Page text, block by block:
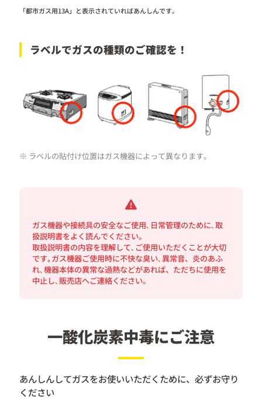
「都市ガス用13A」と表示されていればあんしんです。
ラベルでガスの種類のご確認を！
※ ラベルの貼付け位置はガス機器によって異なります。
ガス機器や接続具の安全なご使用､日常管理のために､取
扱説明書をよく読んでください。
取扱説明書の内容を理解して､ご使用いただくことが大切
です｡ガス機器ご使用時に不快な臭い､異常音、炎のあふ
れ､機器本体の異常な過熱などがあれば、ただちに使用を
中止し､販売店へご連絡ください。
一酸化炭素中毒にご注意
あんしんしてガスをお使いいただくために、必ずお守り
ください